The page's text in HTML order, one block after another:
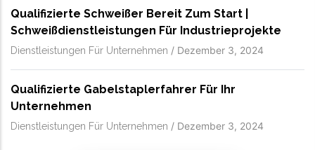
Qualifizierte Schweißer Bereit Zum Start |
Schweißdienstleistungen Für Industrieprojekte
Dienstleistungen Für Unternehmen / Dezember 3, 2024
Qualifizierte Gabelstaplerfahrer Für Ihr
Unternehmen
Dienstleistungen Für Unternehmen / Dezember 3, 2024